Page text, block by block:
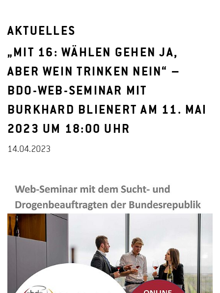
AKTUELLES
„MIT 16: WÄHLEN GEHEN JA,
ABER WEIN TRINKEN NEIN“ –
BDO-WEB-SEMINAR MIT
BURKHARD BLIENERT AM 11. MAI
2023 UM 18:00 UHR
14.04.2023